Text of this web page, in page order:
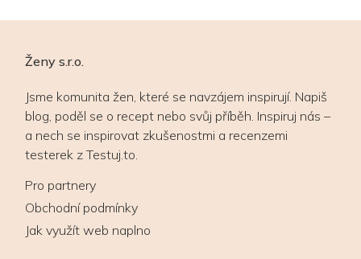
Ženy s.r.o.
Jsme komunita žen, které se navzájem inspirují. Napiš
blog, poděl se o recept nebo svůj příběh. Inspiruj nás –
a nech se inspirovat zkušenostmi a recenzemi
testerek z Testuj.to.
Pro partnery
Obchodní podmínky
Jak využít web naplno